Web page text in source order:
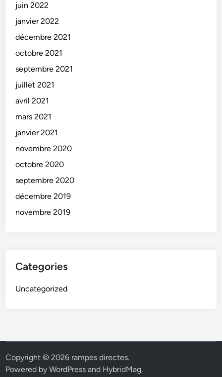
juin 2022
janvier 2022
décembre 2021
octobre 2021
septembre 2021
juillet 2021
avril 2021
mars 2021
janvier 2021
novembre 2020
octobre 2020
septembre 2020
décembre 2019
novembre 2019
Categories
Uncategorized
Copyright © 2026 rampes directes.
Powered byWordPress and HybridMag.